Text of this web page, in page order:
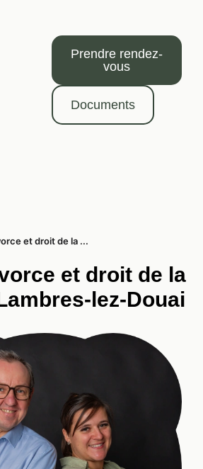
Prendre rendez-
vous
Documents
et droit de la ...
et droit de la
lez-Douai